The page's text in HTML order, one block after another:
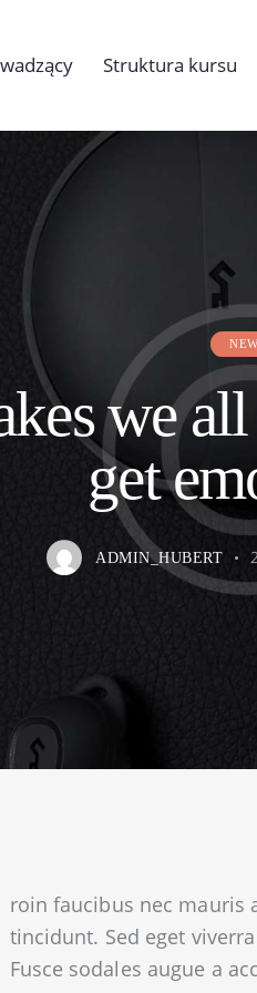
Struktura kursu
we
get
ADMIN_HUBERT
roin faucibus nec mauris
tincidunt. Sed eget
Fusce sodales augue a